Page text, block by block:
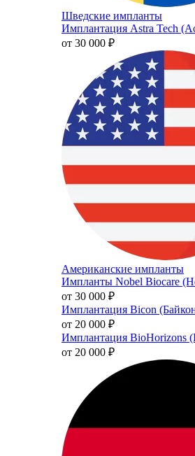
Шведские импланты
Имплантация Astra Tech
от 30 000 ₽
Американские импланты
Импланты Nobel Biocare
от 30 000 ₽
Имплантация Bicon
от 20 000 ₽
Имплантация BioHorizons
от 20 000 ₽